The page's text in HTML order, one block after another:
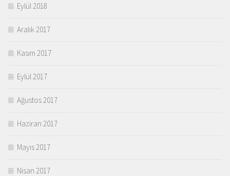
Eylül 2018
Aralık 2017
Kasım 2017
Eylül 2017
Ağustos 2017
Haziran 2017
Mayıs 2017
Nisan 2017